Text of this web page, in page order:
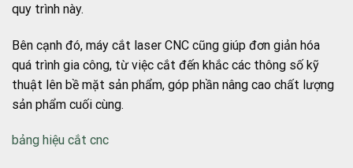
quy trình này.
Bên cạnh đó, máy cắt laser CNC cũng giúp đơn giản hóa
quá trình gia công, từ việc cắt đến khắc các thông số kỹ
thuật lên bề mặt sản phẩm, góp phần nâng cao chất lượng
sản phẩm cuối cùng.
bảng hiệu cắt cnc